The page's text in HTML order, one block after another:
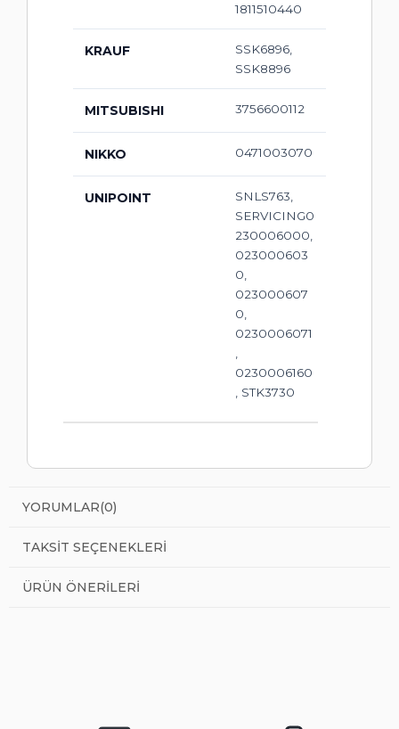
1811510440
KRAUF
SSK6896,
SSK8896
MITSUBISHI 3756600112
NIKKO 0471003070
UNIPOINT
SNLS763,
SERVICING0
230006000,
023000603
0,
023000607
0,
0230006071
0230006160
, STK3730
YORUMLAR(0)
TAKSIT SEÇENEKLERI
ÜRÜN ÖNERILERI